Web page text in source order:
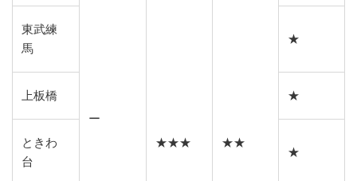
ー
★★★ ★★
東武練
馬
★
上板橋 ★
ときわ
台
★